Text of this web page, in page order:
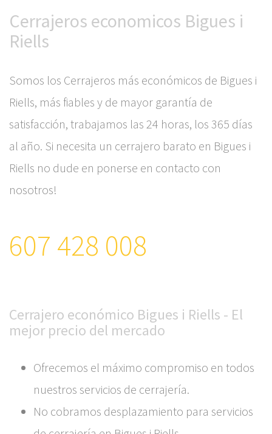
Cerrajeros economicos Bigues i
Riells
Somos los Cerrajeros más económicos de Bigues i
Riells, más fiables y de mayor garantía de
satisfacción, trabajamos las 24 horas, los 365 días
al año. Si necesita un cerrajero barato en Bigues i
Riells no dude en ponerse en contacto con
nosotros!
607 428 008
Cerrajero económico Bigues i Riells - El
mejor precio del mercado
Ofrecemos el máximo compromiso en todos
nuestros servicios de cerrajería.
No cobramos desplazamiento para servicios